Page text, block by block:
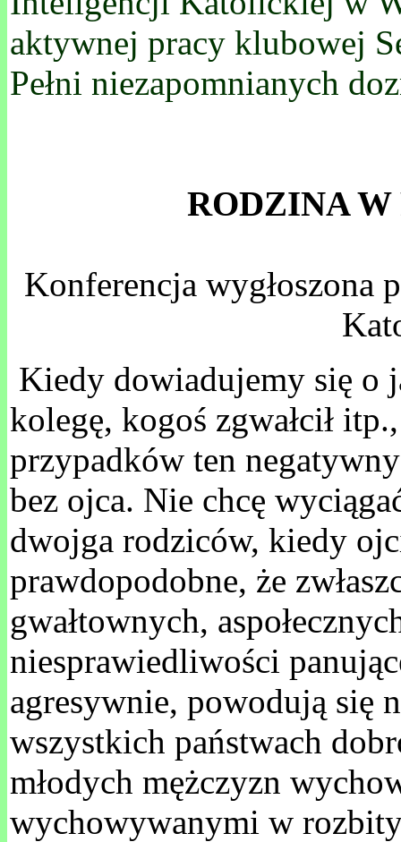
aktywnej pracy klubowej
Pełni niezapomnianych
RODZINA
Konferencja
Kiedy dowiadujemy się o
kolegę, kogoś zgwałcił
przypadków ten
bez ojca. Nie chcę
dwojga rodziców, kiedy
prawdopodobne, że
gwałtownych,
niesprawiedliwości
agresywnie, powodują się
wszystkich państwach
młodych mężczyzn
wychowywanymi w